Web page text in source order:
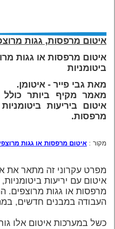
איטום מרפסות, גגות
איטום מרפסות או גגות
ביטומניות
מאת גבי פייר - איטומן.
מאמר מקיף ביותר
איטום ביריעות
מרפסות.
מקור : איטום מרפסות או גגות
מפרט עקרוני זה מתאר את
איטום עם יריעות
מרפסות או גגות
העבודה במבנים חדשים,
כשל במערכות איטום אלו